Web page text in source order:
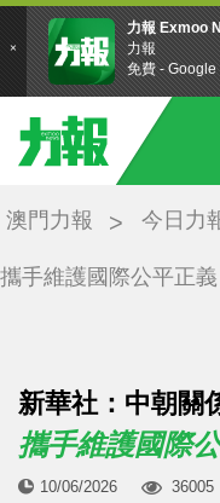
澳門力報 今日力
攜手維護國際公平正義
新華社：中朝關
攜手維護國際
10/06/2026 36005